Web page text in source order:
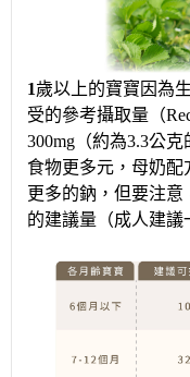
1歲以上的寶寶因為
受的參考攝取量（
300mg（約為3.3公
食物更多元，母奶
更多的鈉，但要注
的建議量（成人建議